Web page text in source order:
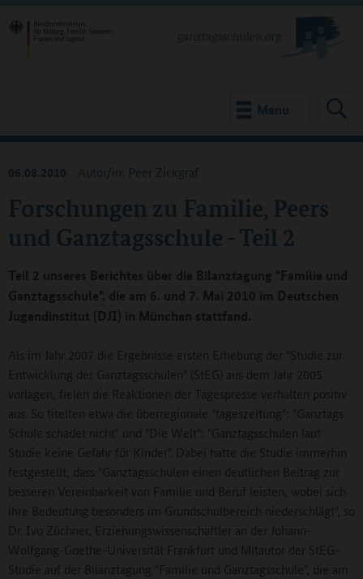
Menu
Forschungen zu Familie, Peers
und Ganztagsschule - Teil 2
06.08.2010 Autor/in: Peer Zickgraf
Teil 2 unseres Berichtes über die Bilanztagung "Familie und
Ganztagsschule", die am 6. und 7. Mai 2010 im Deutschen
Jugendinstitut (DJI) in München stattfand.
Als im Jahr 2007 die Ergebnisse ersten Erhebung der "Studie zur
Entwicklung der Ganztagsschulen" (StEG) aus dem Jahr 2005
vorlagen, fielen die Reaktionen der Tagespresse verhalten positiv
aus. So titelten etwa die überregionale "tageszeitung": "Ganztags
Schule schadet nicht" und "Die Welt": "Ganztagsschulen laut
Studie keine Gefahr für Kinder". Dabei hatte die Studie immerhin
festgestellt, dass "Ganztagsschulen einen deutlichen Beitrag zur
besseren Vereinbarkeit von Familie und Beruf leisten, wobei sich
ihre Bedeutung besonders im Grundschulbereich niederschlägt", so
Dr. Ivo Züchner, Erziehungswissenschaftler an der Johann-
Wolfgang-Goethe-Universität Frankfurt und Mitautor der StEG-
Studie auf der Bilanztagung "Familie und Ganztagsschule", die am